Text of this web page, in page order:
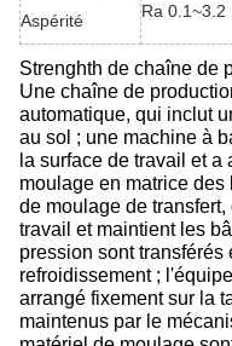
Aspérité
Ra 0.1~3.2
Strenghth de chaîne de
Une chaîne de
automatique, qui inclut
au sol ; une machine à
la surface de travail et a
moulage en matrice
de moulage de
travail et maintient les
pression sont
refroidissement ;
arrangé fixement sur la
maintenus par le